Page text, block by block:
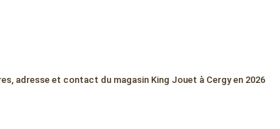
adresse et contact du magasin King Jouet à Cergy en 2026